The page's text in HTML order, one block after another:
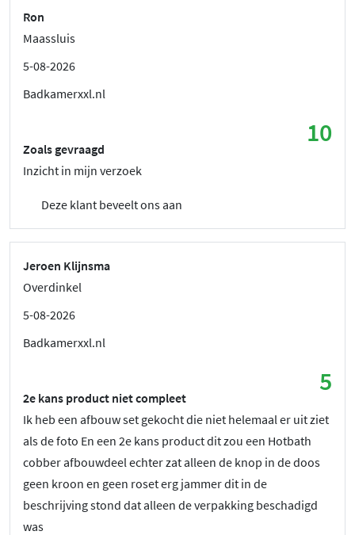
Ron
Maassluis
5-08-2026
Badkamerxxl.nl
10
Zoals gevraagd
Inzicht in mijn verzoek
Deze klant beveelt ons aan
Jeroen Klijnsma
Overdinkel
5-08-2026
Badkamerxxl.nl
5
2e kans product niet compleet
Ik heb een afbouw set gekocht die niet helemaal er uit ziet
als de foto En een 2e kans product dit zou een Hotbath
cobber afbouwdeel echter zat alleen de knop in de doos
geen kroon en geen roset erg jammer dit in de
beschrijving stond dat alleen de verpakking beschadigd
was